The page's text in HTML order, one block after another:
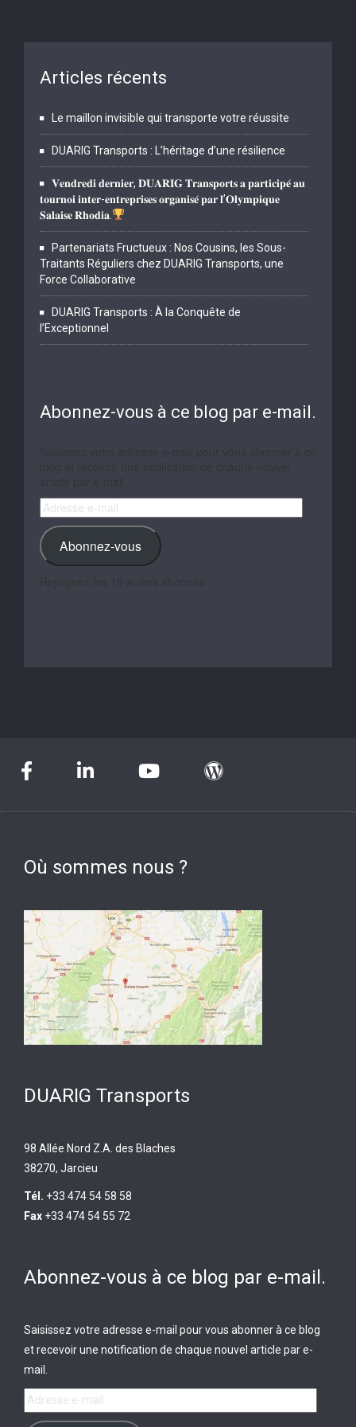
Articles récents
Le maillon invisible qui transporte votre réussite
DUARIG Transports : L’héritage d’une résilience
𝐕𝐞𝐧𝐝𝐫𝐞𝐝𝐢 𝐝𝐞𝐫𝐧𝐢𝐞𝐫, 𝐃𝐔𝐀𝐑𝐈𝐆 𝐓𝐫𝐚𝐧𝐬𝐩𝐨𝐫𝐭𝐬 𝐚 𝐩𝐚𝐫𝐭𝐢𝐜𝐢𝐩𝐞́ 𝐚𝐮
𝐭𝐨𝐮𝐫𝐧𝐨𝐢 𝐢𝐧𝐭𝐞𝐫-𝐞𝐧𝐭𝐫𝐞𝐩𝐫𝐢𝐬𝐞𝐬 𝐨𝐫𝐠𝐚𝐧𝐢𝐬𝐞́ 𝐩𝐚𝐫 𝐥’𝐎𝐥𝐲𝐦𝐩𝐢𝐪𝐮𝐞
𝐒𝐚𝐥𝐚𝐢𝐬𝐞 𝐑𝐡𝐨𝐝𝐢𝐚.
Partenariats Fructueux : Nos Cousins, les Sous-
Traitants Réguliers chez DUARIG Transports, une
Force Collaborative
DUARIG Transports : À la Conquête de
l’Exceptionnel
Abonnez-vous à ce blog par e-mail.
Adresse
e-
mail
Abonnez-vous
Où sommes nous ?
DUARIG Transports
98 Allée Nord Z.A. des Blaches
38270, Jarcieu
Tél. +33 474 54 58 58
Fax +33 474 54 55 72
Abonnez-vous à ce blog par e-mail.
Saisissez votre adresse e-mail pour vous abonner à ce blog
et recevoir une notification de chaque nouvel article par e-
mail.
Adresse
e-